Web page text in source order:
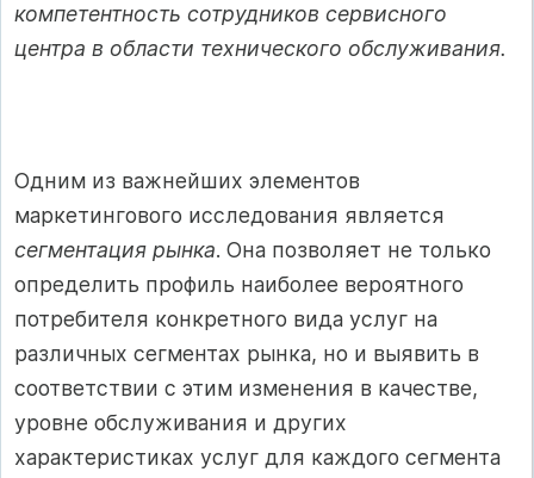
компетентность сотрудников сервисного
центра в области технического обслуживания.
Одним из важнейших элементов
маркетингового исследования является
сегментация рынка. Она позволяет не только
определить профиль наиболее вероятного
потребителя конкретного вида услуг на
различных сегментах рынка, но и выявить в
соответствии с этим изменения в качестве,
уровне обслуживания и других
характеристиках услуг для каждого сегмента